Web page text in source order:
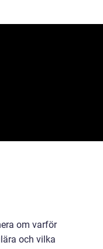
om varför
och vilka